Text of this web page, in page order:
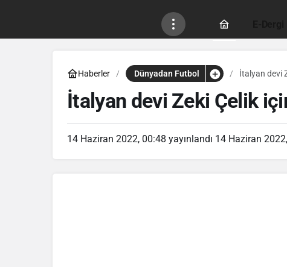
Haberler Dünyadan Futbol İtalyan devi
İtalyan devi Zeki Çelik
14 Haziran 2022, 00:48 yayınlandı 14 Haziran